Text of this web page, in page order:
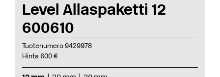
Level Allaspaketti 12
600610
Tuotenumero 9429978
Hinta 600 €